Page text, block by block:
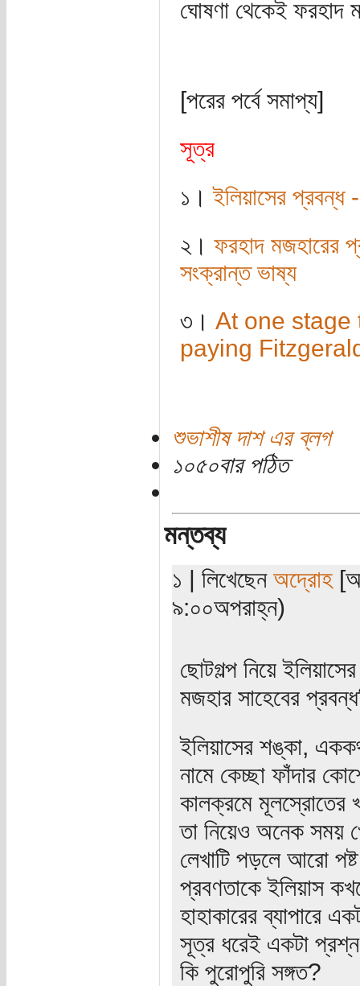
ঘোষণা থেকেই ফরহাদ
[পরের পর্বে সমাপ্য]
সূত্র
১।ইলিয়াসের প্রবন্ধ
২। ফরহাদ মজহারের
সংক্রান্ত ভাষ্য
৩। At one stage
paying
শুভাশীষ দাশ এর ব্লগ
১০৫০বার পঠিত
মন্তব্য
১ | লিখেছেন অদ্রোহ
৯:০০অপরাহ্ন)
ছোটগল্প নিয়ে
মজহার সাহেবের
ইলিয়াসের শঙ্কা,
নামে কেচ্ছা ফাঁদার
কালক্রমে মূলস্রোতের
তা নিয়েও অনেক সময়
লেখাটি পড়লে আরো
প্রবণতাকে ইলিয়াস
হাহাকারের ব্যাপারে
সূত্র ধরেই একটা
কি পুরোপুরি সঙ্গত?